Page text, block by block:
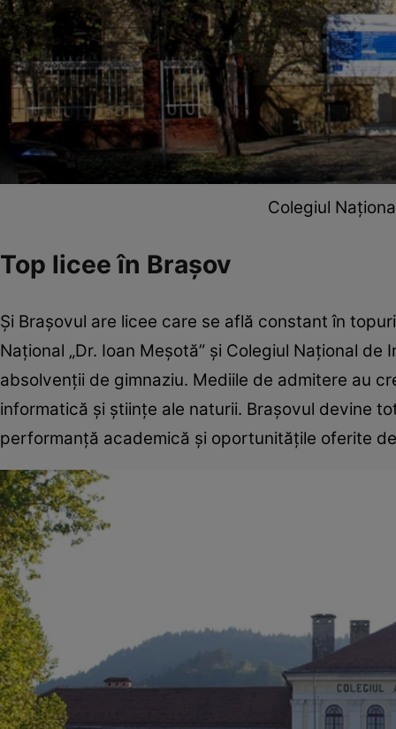
Colegiul
Top licee în Brașov
Și Brașovul are licee care se află constant în
Național „Dr. Ioan Meșotă” și Colegiul Național
absolvenții de gimnaziu. Mediile de admitere au
informatică și științe ale naturii. Brașovul devine
performanță academică și oportunitățile oferite